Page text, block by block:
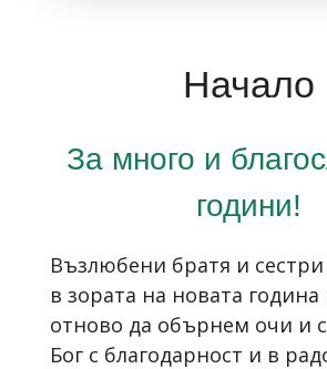
Начало
За много и
години!
Възлюбени братя и сестри
в зората на новата
отново да обърнем очи и
Бог с благодарност и в